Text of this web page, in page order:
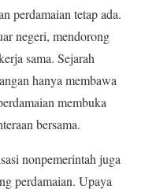
perdamaian tetap ada.
negeri, mendorong
sama. Sejarah
hanya membawa
membuka
bersama.
nonpemerintah juga
perdamaian. Upaya